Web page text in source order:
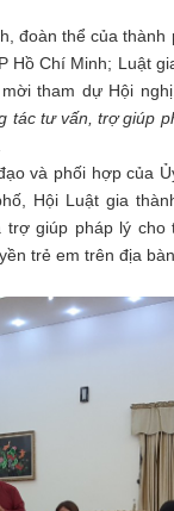
đoàn thể của thành
Chí Minh; Luật
tham dự Hội
tác tư vấn, trợ giúp
và phối hợp của
Hội Luật gia
giúp pháp lý cho
trẻ em trên địa bàn.